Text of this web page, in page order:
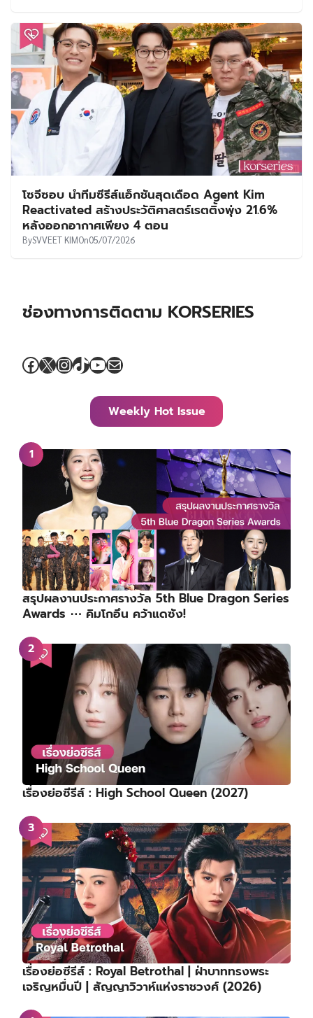
โซจีซอบ นำทีมซีรีส์แอ็กชันสุดเดือด Agent Kim
Reactivated สร้างประวัติศาสตร์เรตติ้งพุ่ง 21.6%
หลังออกอากาศเพียง 4 ตอน
BySVVEET KIMOn05/07/2026
ช่องทางการติดตาม KORSERIES
Facebook
X Instagram
TikTok
YouTube
Mail
Weekly Hot Issue
สรุปผลงานประกาศรางวัล 5th Blue Dragon Series
Awards ⋯ คิมโกอึน คว้าแดซัง!
เรื่องย่อซีรีส์ : High School Queen (2027)
เรื่องย่อซีรีส์ : Royal Betrothal | ฝ่าบาททรงพระ
เจริญหมื่นปี | สัญญาวิวาห์แห่งราชวงศ์ (2026)